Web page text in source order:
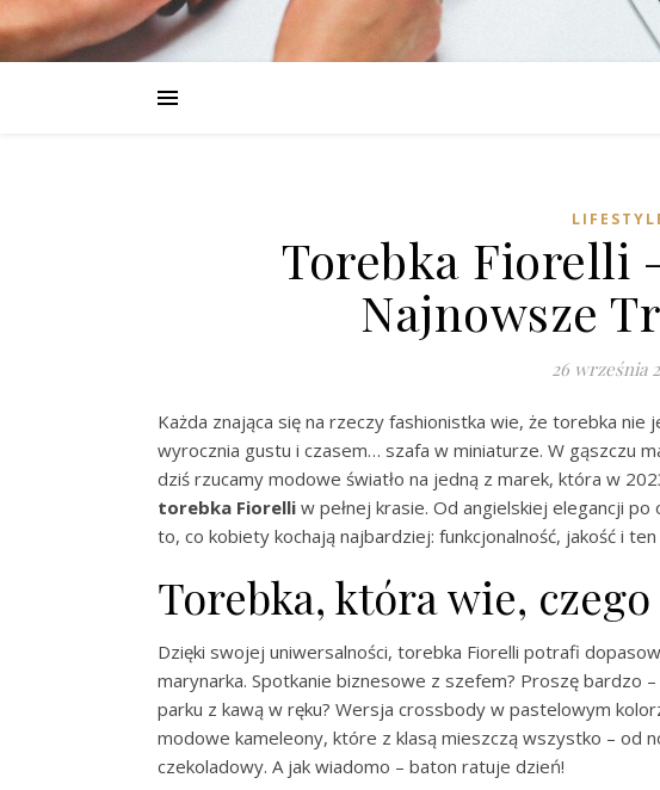
Torebka Fiorelli
Najnowsze
26 września
Każda znająca się na rzeczy fashionistka wie, że torebka
wyrocznia gustu i czasem… szafa w miniaturze. W gąszczu
dziś rzucamy modowe światło na jedną z marek, która w
torebka Fiorelli w pełnej krasie. Od angielskiej elegancji
to, co kobiety kochają najbardziej: funkcjonalność, jakość i
Torebka, która wie, czego
Dzięki swojej uniwersalności, torebka Fiorelli potrafi
marynarka. Spotkanie biznesowe z szefem? Proszę bardzo
parku z kawą w ręku? Wersja crossbody w pastelowym
modowe kameleony, które z klasą mieszczą wszystko – od
czekoladowy. A jak wiadomo – baton ratuje dzień!